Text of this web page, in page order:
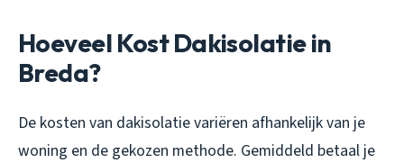
Hoeveel Kost Dakisolatie in
Breda?
De kosten van dakisolatie variëren afhankelijk van je
woning en de gekozen methode. Gemiddeld betaal je